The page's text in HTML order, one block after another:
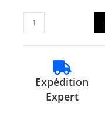
Expédition
Expert